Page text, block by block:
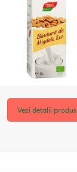
Vezi detalii produs